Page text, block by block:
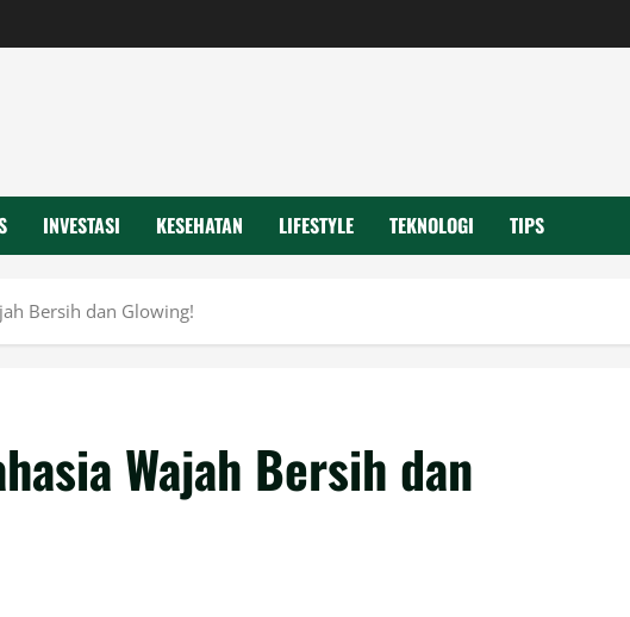
INVESTASI KESEHATAN LIFESTYLE TEKNOLOGI TIPS
Bersih dan Glowing!
Wajah Bersih dan